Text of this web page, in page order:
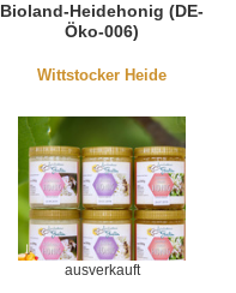
Bioland-Heidehonig (DE-
Öko-006)
Wittstocker Heide
ausverkauft